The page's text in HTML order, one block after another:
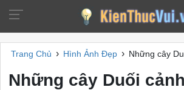
Trang Chủ › Hình Ảnh Đẹp › Những cây
Những cây Duối